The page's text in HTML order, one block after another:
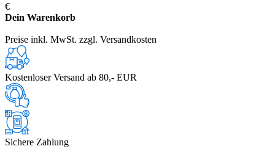
€
Dein Warenkorb
Preise inkl. MwSt. zzgl. Versandkosten
Kostenloser Versand ab 80,- EUR
Sichere Zahlung